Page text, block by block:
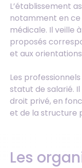
L’établissement
notamment en
médicale. Il veille
proposés
et aux
Les
statut de salarié.
droit privé, en
et de la structure
Les